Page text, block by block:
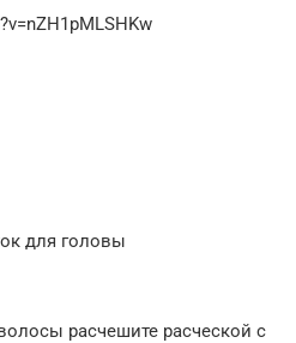
для головы
расчешите расческой с